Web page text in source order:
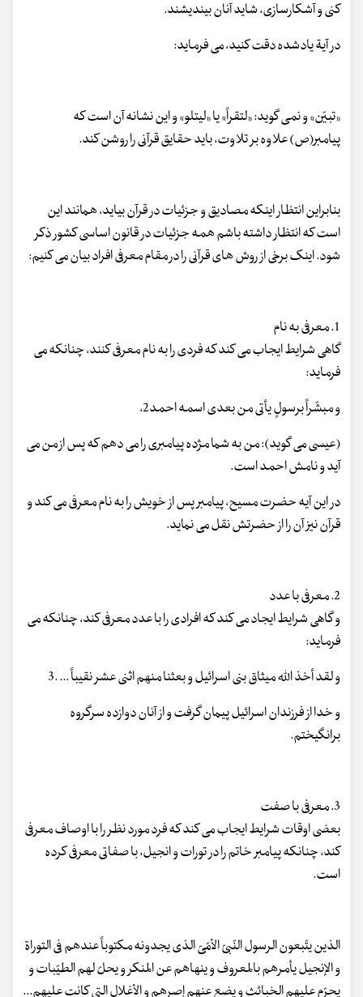
کنی و آشکارسازی، شاید آنان بیندیشند.
در آیة یادشده دقت کنید، می فرماید:
«تبیّن» و نمی گوید: «لتقراً» یا «لیتلو» و این نشانه آن است که
پیامبر(ص) علاوه بر تلاوت، باید حقایق قرآنی را روشن کند.
بنابراین انتظار اینکه مصادیق و جزئیات در قرآن بیاید، همانند این
است که انتظار داشته باشم همه جزئیات در قانون اساسی کشور ذکر
شود. اینک برخی از روش های قرآنی را در مقام معرفی افراد بیان می کنیم:
1. معرفی به نام
گاهی شرایط ایجاب می کند که فردی را به نام معرفی کنند، چنانکه می
فرماید:
و مبشّراً برسولٍ یأتی من بعدی اسمه احمد2،
(عیسی می گوید): من به شما مژده پیامبری را می دهم که پس از من می
آید و نامش احمد است.
در این آیه حضرت مسیح، پیامبر پس از خویش را به نام معرفی می کند و
قرآن نیز آن را از حضرتش نقل می نماید.
2. معرفی با عدد
و گاهی شرایط ایجاد می کند که افرادی را با عدد معرفی کند، چنانکه می
فرماید:
و لقد أخذ الله میثاق بنی اسرائیل و بعثنا منهم اثنی عشر نقیباً ... .3
و خدا از فرزندان اسرائیل پیمان گرفت و از آنان دوازده سرگروه
برانگیختم.
3. معرفی با صفت
بعضی اوقات شرایط ایجاب می کند که فرد مورد نظر را با اوصاف معرفی
کند، چنانکه پیامبر خاتم را در تورات و انجیل، با صفاتی معرفی کرده
است.
الذین یتّبعون الرسول النّبیّ الأمّیّ الذی یجدونه مکتوباً عندهم فی التوراة
و الإنجیل یأمرهم بالمعروف و ینهاهم عن المنکر و یحلّ لهم الطیّبات و
یحرّم علیهم الخبائث و یضع عنهم إصرهم و الأغلال التی کانت علیهم...